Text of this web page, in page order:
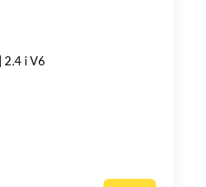
2.4 i V6